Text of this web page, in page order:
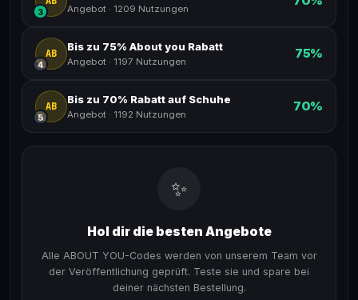
3 Angebot · 1209 Nutzungen
AB
4
Bis zu 75% About you Rabatt
Angebot · 1197 Nutzungen
75%
AB
5
Bis zu 70% Rabatt auf Schuhe
Angebot · 1192 Nutzungen
70%
✨
Hol dir die besten Angebote
Alle ABOUT YOU-Codes werden von unserem Team vor
der Veröffentlichung geprüft. Teste sie und spare bei
deiner nächsten Bestellung.